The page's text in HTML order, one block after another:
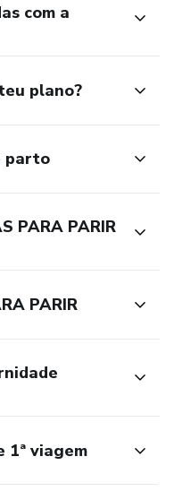
com a
plano?
parto
PARA PARIR
PARIR
1ª viagem